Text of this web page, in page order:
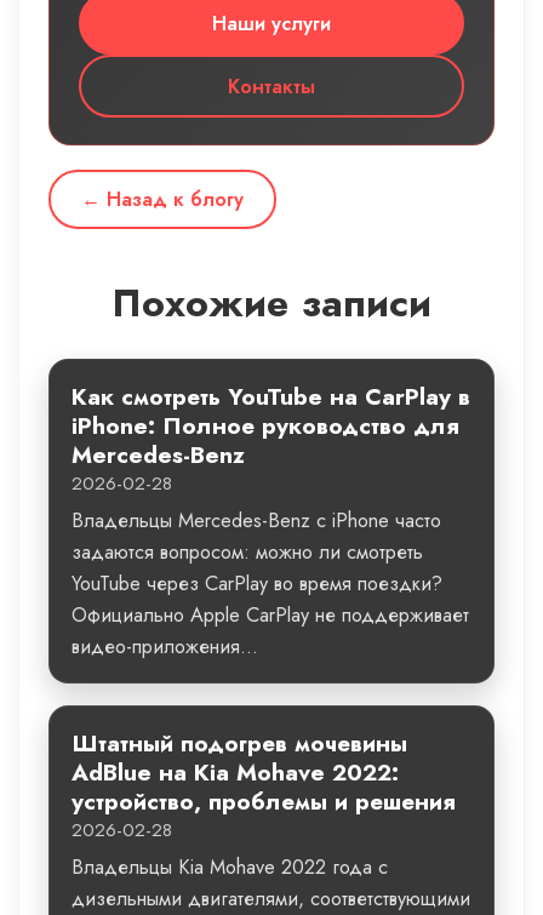
Наши услуги
Контакты
← Назад к блогу
Похожие записи
Как смотреть YouTube на CarPlay в
iPhone: Полное руководство для
Mercedes-Benz
2026-02-28
Владельцы Mercedes-Benz с iPhone часто
задаются вопросом: можно ли смотреть
YouTube через CarPlay во время поездки?
Официально Apple CarPlay не поддерживает
видео-приложения...
Штатный подогрев мочевины
AdBlue на Kia Mohave 2022:
устройство, проблемы и решения
2026-02-28
Владельцы Kia Mohave 2022 года с
дизельными двигателями, соответствующими